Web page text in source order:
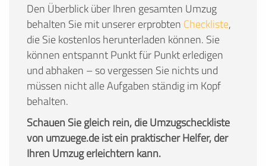
Den Überblick über Ihren gesamten Umzug
behalten Sie mit unserer erprobten Checkliste,
die Sie kostenlos herunterladen können. Sie
können entspannt Punkt für Punkt erledigen
und abhaken – so vergessen Sie nichts und
müssen nicht alle Aufgaben ständig im Kopf
behalten.
Schauen Sie gleich rein, die Umzugscheckliste
von umzuege.de ist ein praktischer Helfer, der
Ihren Umzug erleichtern kann.